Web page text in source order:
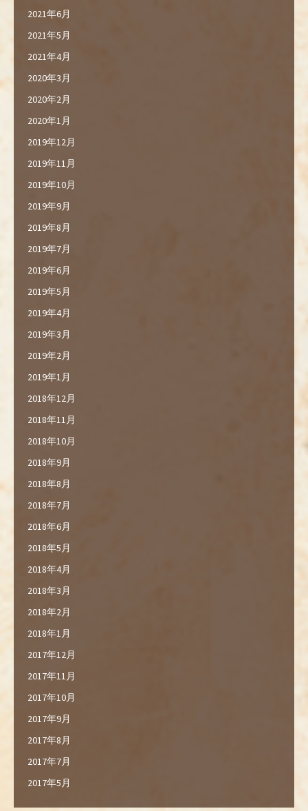
2021年6月
2021年5月
2021年4月
2020年3月
2020年2月
2020年1月
2019年12月
2019年11月
2019年10月
2019年9月
2019年8月
2019年7月
2019年6月
2019年5月
2019年4月
2019年3月
2019年2月
2019年1月
2018年12月
2018年11月
2018年10月
2018年9月
2018年8月
2018年7月
2018年6月
2018年5月
2018年4月
2018年3月
2018年2月
2018年1月
2017年12月
2017年11月
2017年10月
2017年9月
2017年8月
2017年7月
2017年5月